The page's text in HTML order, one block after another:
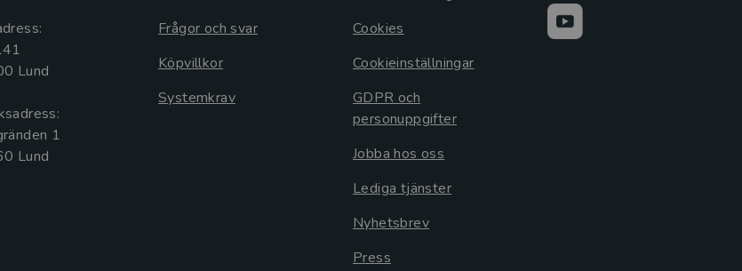
Lund
1
Frågor och svar
Köpvillkor
Systemkrav
Cookies
Cookieinställningar
GDPR och
personuppgifter
Jobba hos oss
Lediga tjänster
Nyhetsbrev
Press